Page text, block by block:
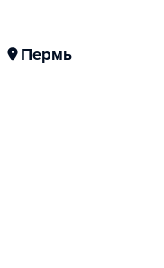
Пермь